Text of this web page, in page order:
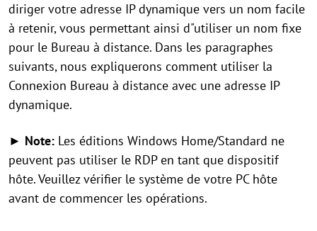
diriger votre adresse IP dynamique vers un nom facile
à retenir, vous permettant ainsi d"utiliser un nom fixe
pour le Bureau à distance. Dans les paragraphes
suivants, nous expliquerons comment utiliser la
Connexion Bureau à distance avec une adresse IP
dynamique.
► Note: Les éditions Windows Home/Standard ne
peuvent pas utiliser le RDP en tant que dispositif
hôte. Veuillez vérifier le système de votre PC hôte
avant de commencer les opérations.